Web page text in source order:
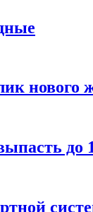
нового
до